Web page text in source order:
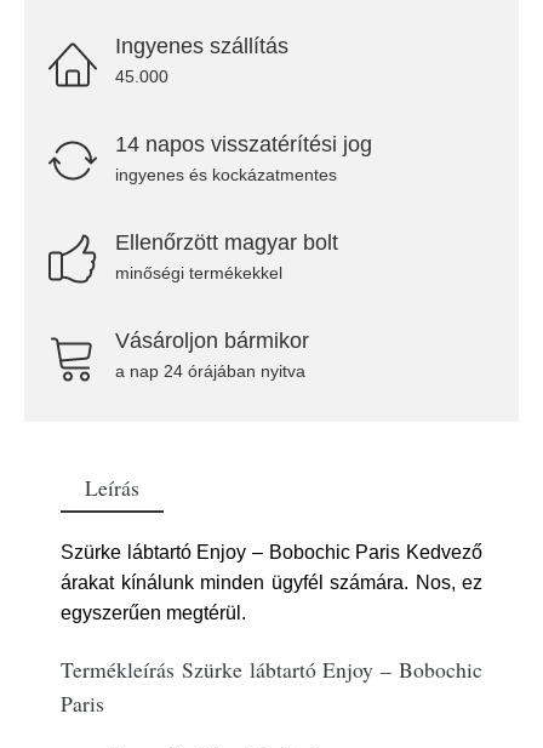
Ingyenes szállítás
45.000
14 napos visszatérítési jog
ingyenes és kockázatmentes
Ellenőrzött magyar bolt
minőségi termékekkel
Vásároljon bármikor
a nap 24 órájában nyitva
Leírás
Szürke lábtartó Enjoy – Bobochic Paris Kedvező
árakat kínálunk minden ügyfél számára. Nos, ez
egyszerűen megtérül.
Termékleírás Szürke lábtartó Enjoy – Bobochic
Paris